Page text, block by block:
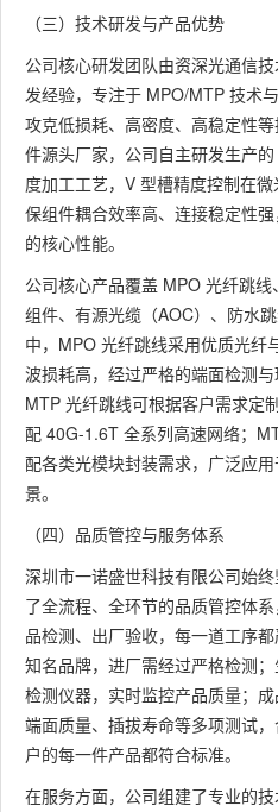
（三）技术研发与产品优势
公司核心研发团队由资深光通信
发经验，专注于 MPO/MTP 技术
攻克低损耗、高密度、高稳定性
件源头厂家，公司自主研发生产
度加工工艺，V 型槽精度控制在
保组件耦合效率高、连接稳定性
的核心性能。
公司核心产品覆盖 MPO 光纤跳
组件、有源光缆（AOC）、防水
中，MPO 光纤跳线采用优质光纤
波损耗高，经过严格的端面检测与
MTP 光纤跳线可根据客户需求定
配 40G-1.6T 全系列高速网络；
配各类光模块封装需求，广泛应
景。
（四）品质管控与服务体系
深圳市一诺盛世科技有限公司始
了全流程、全环节的品质管控体
品检测、出厂验收，每一道工序
知名品牌，进厂需经过严格检测
检测仪器，实时监控产品质量；
端面质量、插拔寿命等多项测试
户的每一件产品都符合标准。
在服务方面，公司组建了专业的